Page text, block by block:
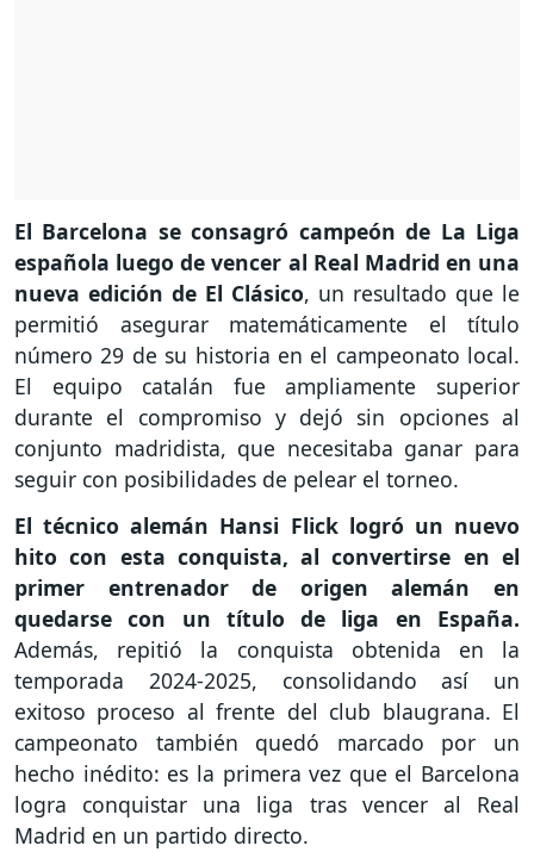
El Barcelona se consagró campeón de La Liga
española luego de vencer al Real Madrid en una
nueva edición de El Clásico, un resultado que le
permitió asegurar matemáticamente el título
número 29 de su historia en el campeonato local.
El equipo catalán fue ampliamente superior
durante el compromiso y dejó sin opciones al
conjunto madridista, que necesitaba ganar para
seguir con posibilidades de pelear el torneo.
El técnico alemán Hansi Flick logró un nuevo
hito con esta conquista, al convertirse en el
primer entrenador de origen alemán en
quedarse con un título de liga en España.
Además, repitió la conquista obtenida en la
temporada 2024-2025, consolidando así un
exitoso proceso al frente del club blaugrana. El
campeonato también quedó marcado por un
hecho inédito: es la primera vez que el Barcelona
logra conquistar una liga tras vencer al Real
Madrid en un partido directo.